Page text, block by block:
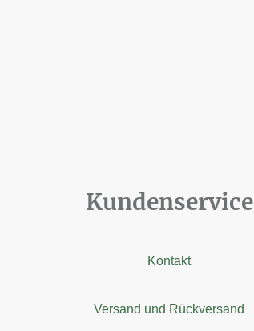
Kundenservice
Kontakt
Versand und Rückversand